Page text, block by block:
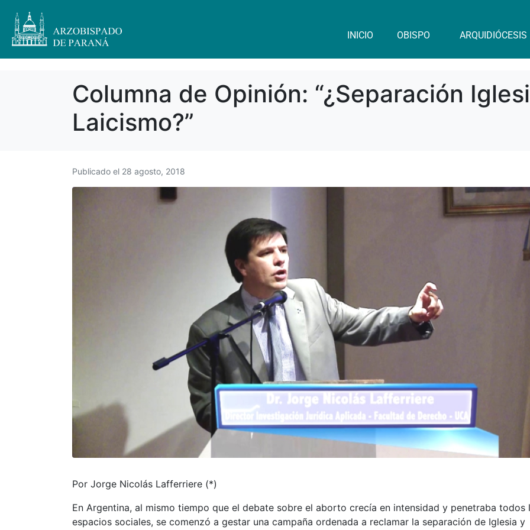
INICIO OBISPO ARQUIDIÓCESIS
Columna de Opinión: “¿Separación
Laicismo?”
Publicado el 28 agosto, 2018
Por Jorge Nicolás Lafferriere (*)
En Argentina, al mismo tiempo que el debate sobre el aborto crecía en intensidad y penetraba todos
espacios sociales, se comenzó a gestar una campaña ordenada a reclamar la separación de Iglesia y